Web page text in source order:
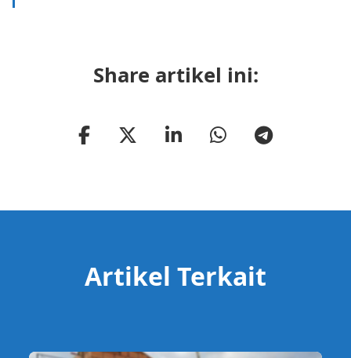
Share artikel ini:
Artikel Terkait